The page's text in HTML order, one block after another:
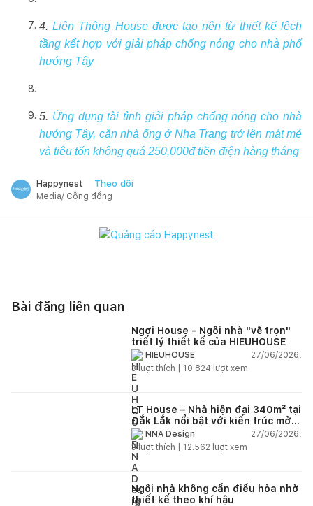
4.Liên Thông House được tạo nên từ thiết kế lệch
tầng kết hợp với giải pháp chống nóng cho nhà phố
hướng Tây
5. Ứng dụng tài tình giải pháp chống nóng cho nhà
hướng Tây, căn nhà ống ở Nha Trang trở lên mát mẻ
và tiêu tốn không quá 250,000đ tiền điện hàng tháng
Happynest Theo dõi
Media/ Cộng đồng
Bài đăng liên quan
Ngơi House - Ngôi nhà "vẽ trọn"
triết lý thiết kế của HIEUHOUSE
HIEUHOUSE
27/06/2026,
3lượt thích | 10.824 lượt xem
LT House – Nhà hiện đại 340m² tại
Đắk Lắk nổi bật với kiến trúc mở
và hệ sân vườn kết nối thiên
nhiên
NNA Design
27/06/2026,
3lượt thích | 12.562 lượt xem
Ngôi nhà không cần điều hòa nhờ
thiết kế theo khí hậu